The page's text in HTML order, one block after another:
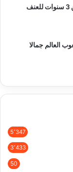
مشروع قانون جديد: السجن 3 سنوات للعنف
العالم جمالا
5٬347
3٬433
50